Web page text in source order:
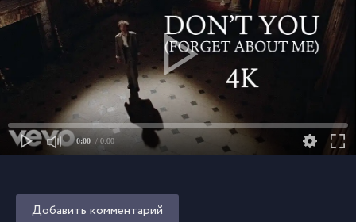
0:00 / 0:00
Добавить комментарий